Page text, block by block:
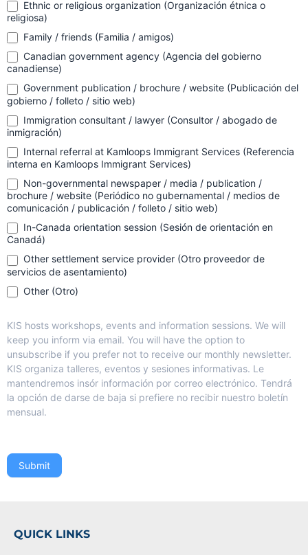
Ethnic or religious organization (Organización étnica o
religiosa)
Family / friends (Familia / amigos)
Canadian government agency (Agencia del gobierno
canadiense)
Government publication / brochure / website (Publicación del
gobierno / folleto / sitio web)
Immigration consultant / lawyer (Consultor / abogado de
inmigración)
Internal referral at Kamloops Immigrant Services (Referencia
interna en Kamloops Immigrant Services)
Non-governmental newspaper / media / publication /
brochure / website (Periódico no gubernamental / medios de
comunicación / publicación / folleto / sitio web)
In-Canada orientation session (Sesión de orientación en
Canadá)
Other settlement service provider (Otro proveedor de
servicios de asentamiento)
Other (Otro)
KIS hosts workshops, events and information sessions. We will
keep you inform via email. You will have the option to
unsubscribe if you prefer not to receive our monthly newsletter.
KIS organiza talleres, eventos y sesiones informativas. Le
mantendremos insór información por correo electrónico. Tendrá
la opción de darse de baja si prefiere no recibir nuestro boletín
mensual.
Submit
QUICK LINKS